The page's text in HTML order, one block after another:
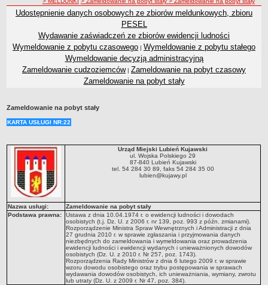
Wybory uzupełniające do Rady Miejskiej - Kadencja 2018-2023 -
okręg nr 8
Wybory Prezydenta RP 2020
Wybory do Sejmu i Senatu RP 2019
Wybory do Izb Rolniczych 2019
Wybory Ławników 2019
Wybory Samorządowe 2018
Wybory Parlamentarne 2015
Wybory Samorządowe 2014
Wybory Prezydenta RP 2015
Wybory Ławników 2015
Referendum Ogólnokrajowe 2015
Wybory do Parlamentu Europejskiego 2014
PREFERENCYJNA SPRZEDAŻ WĘGLA
Dane statystyczne
Zadania publiczne
Udostępnienie danych osobowych ze zbiorów meldunkowych, zbioru
PESEL
Wydawanie zaświadczeń ze zbiorów ewidencji ludności
Wymeldowanie z pobytu czasowego | Wymeldowanie z pobytu stałego
Wymeldowanie decyzją administracyjną
Zameldowanie cudzoziemców| Zameldowanie na pobyt czasowy
Zameldowanie na pobyt stały
Zameldowanie na pobyt stały
KARTA USŁUGI NR:22
Urząd Miejski Lubień Kujawski
ul. Wojska Polskiego 29
87-840 Lubień Kujawski
tel. 54 284 30 89, faks 54 284 35 00
lubien@kujawy.pl
Nazwa usługi:
Zameldowanie na pobyt stały
Podstawa prawna:
Ustawa z dnia 10.04.1974 r. o ewidencji ludności i dowodach
osobistych (t.j. Dz. U. z 2006 r. nr 139, poz. 993 z późn. zmianami).
Rozporządzenie Ministra Spraw Wewnętrznych i Administracji z dnia
27 grudnia 2010 r. w sprawie zgłaszania i przyjmowania danych
niezbędnych do zameldowania i wymeldowania oraz prowadzenia
ewidencji ludności i ewidencji wydanych i unieważnionych dowodów
osobistych (Dz. U. z 2010 r. Nr 257, poz. 1743).
Rozporządzenia Rady Ministrów z dnia 6 lutego 2009 r. w sprawie
wzoru dowodu osobistego oraz trybu postępowania w sprawach
wydawania dowodów osobistych, ich unieważniania, wymiany, zwrotu
lub utraty (Dz. U. z 2009 r. Nr 47, poz. 384).